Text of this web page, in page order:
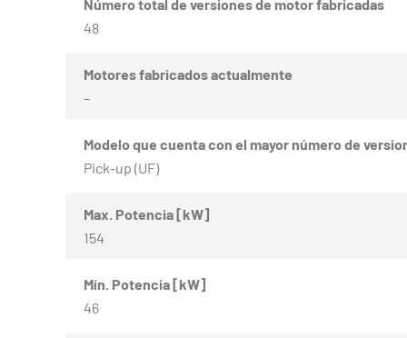
Número total de versiones de motor fabricadas
48
Motores fabricados actualmente
–
Modelo que cuenta con el mayor número de
Pick-up (UF)
Max. Potencia [kW]
154
Mín. Potencia [kW]
46